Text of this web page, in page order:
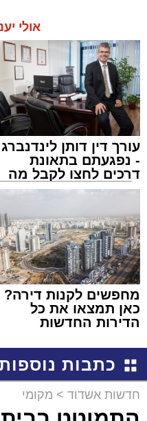
אולי
עורך דין דותן לינדנברג
- נפגעתם בתאונת
דרכים לחצו לקבל מה
שמגיע לכם
מחפשים לקנות דירה?
כאן תמצאו את כל
הדירות החדשות
כתבות
חדשות אשדוד > מקומי